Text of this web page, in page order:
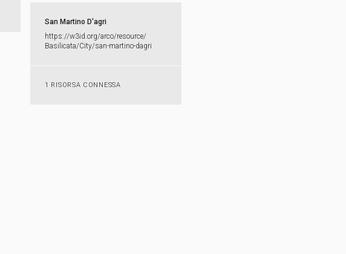
San Martino D'agri
https:​/​/​w3id.​org/​arco/​resource/​
Basilicata/​City/​san-​martino-​dagri
1 RISORSA CONNESSA